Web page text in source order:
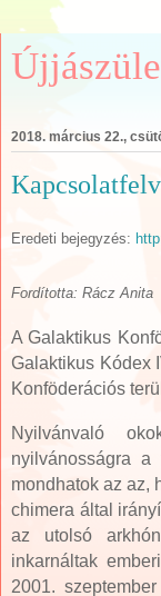
2018. március 22.,
Eredeti bejegyzés:
Fordította: Rácz Anita
A Galaktikus
Galaktikus Kódex
Konföderációs
Nyilvánvaló
nyilvánosságra a
mondhatok az az,
chimera által
az utolsó
inkarnáltak
2001.